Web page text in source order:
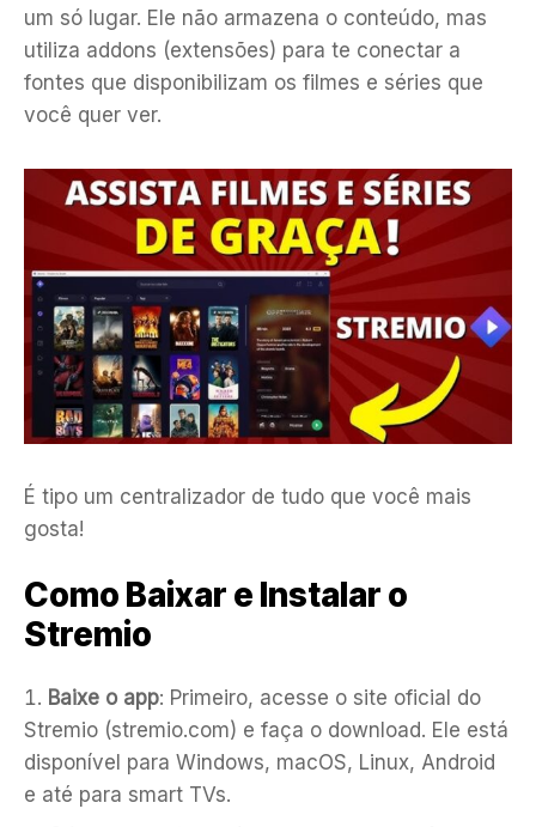
um só lugar. Ele não armazena o conteúdo, mas
utiliza addons (extensões) para te conectar a
fontes que disponibilizam os filmes e séries que
você quer ver.
É tipo um centralizador de tudo que você mais
gosta!
Como Baixar e Instalar o
Stremio
Baixe o app: Primeiro, acesse o site oficial do
Stremio (stremio.com) e faça o download. Ele está
disponível para Windows, macOS, Linux, Android
e até para smart TVs.